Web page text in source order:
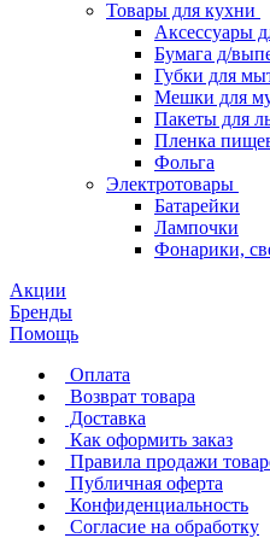
Товары для кухни
Аксессуары
Бумага д/
Губки для
Мешки для
Пакеты для
Пленка
Фольга
Электротовары
Батарейки
Лампочки
Фонарики,
Акции
Бренды
Помощь
Оплата
Возврат товара
Доставка
Как оформить заказ
Правила продажи
Публичная оферта
Конфиденциальность
Согласие на обработку